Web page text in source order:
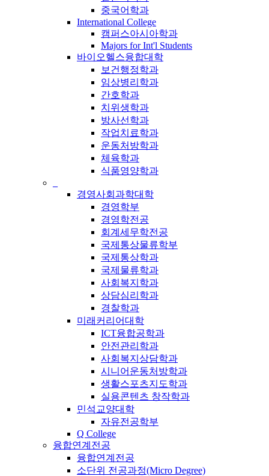
중국어학과
International College
캠퍼스아시아학과
Majors for Int'l Students
바이오헬스융합대학
보건행정학과
임상병리학과
간호학과
치위생학과
방사선학과
작업치료학과
운동처방학과
체육학과
식품영양학과
경영사회과학대학
경영학부
경영학전공
회계세무학전공
국제통상물류학부
국제통상학과
국제물류학과
사회복지학과
상담심리학과
경찰학과
미래커리어대학
ICT융합공학과
안전관리학과
사회복지상담학과
시니어운동처방학과
생활스포츠지도학과
실용콘텐츠 창작학과
민석교양대학
자유전공학부
Q College
융합연계전공
융합연계전공
소단위 전공과정(Micro Degree)